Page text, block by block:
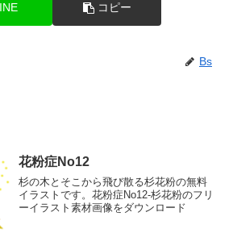
コピー
Bs
花粉症No12
杉の木とそこから飛び散る杉花粉の無料
イラストです。花粉症No12-杉花粉のフリ
ーイラスト素材画像をダウンロード